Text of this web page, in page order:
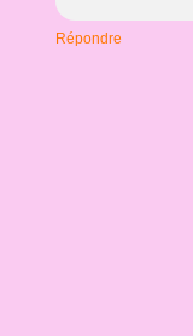
Répondre